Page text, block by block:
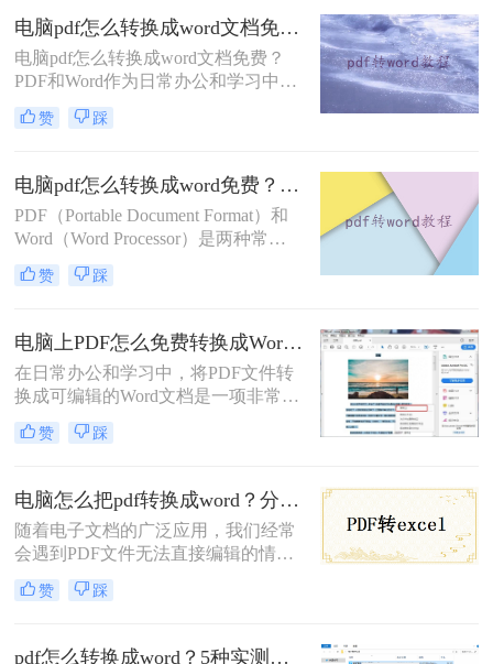
费方法，帮助用户轻松实现PDF到
Word的转换。
电脑pdf怎么转换成word文档免费？你需要知道这三个方法！
电脑pdf怎么转换成word文档免费？
PDF和Word作为日常办公和学习中最
常用的格式，我们通常用Word文档来
编辑，然后用PDF文件用来传输和打
接修改编辑，所以我们会选择将PDF
转Word再来进行修改；那今天我们就
来分享pdf转word的方法吧！
赞 踩
电脑pdf怎么转换成word免费？试试这三个方法！
PDF（Portable Document Format）和
Word（Word Processor）是两种常见
的文件格式，各有其优缺点。PDF是
一种保护格式的文件，不可编辑；而
此，有时我们需要将PDF文件转换为
Word文件，以便进行编辑和修改。下
面将介绍几种电脑pdf怎么转换成word
免费方法。
赞 踩
电脑上PDF怎么免费转换成Word？四种方法对比与实操指南（附详细表格）!
在日常办公和学习中，将PDF文件转
换成可编辑的Word文档是一项非常高
频的需求。PDF虽然版式固定、不易
篡改，但编辑修改较为困难，而Word
为了帮你快速选出最适合自己的转换
方式，下表汇总了四种主流免费方法
的核心差异：
赞 踩
电脑怎么把pdf转换成word？分享四种简单方法！
随着电子文档的广泛应用，我们经常
会遇到PDF文件无法直接编辑的情
况。幸运的是，有一种简单而高效的
方法可以将PDF文件转换成可编辑的
和编辑。那么电脑怎么把pdf转换成
赞 踩
pdf怎么转换成word？5种实测方法，从免费到专业全攻略！